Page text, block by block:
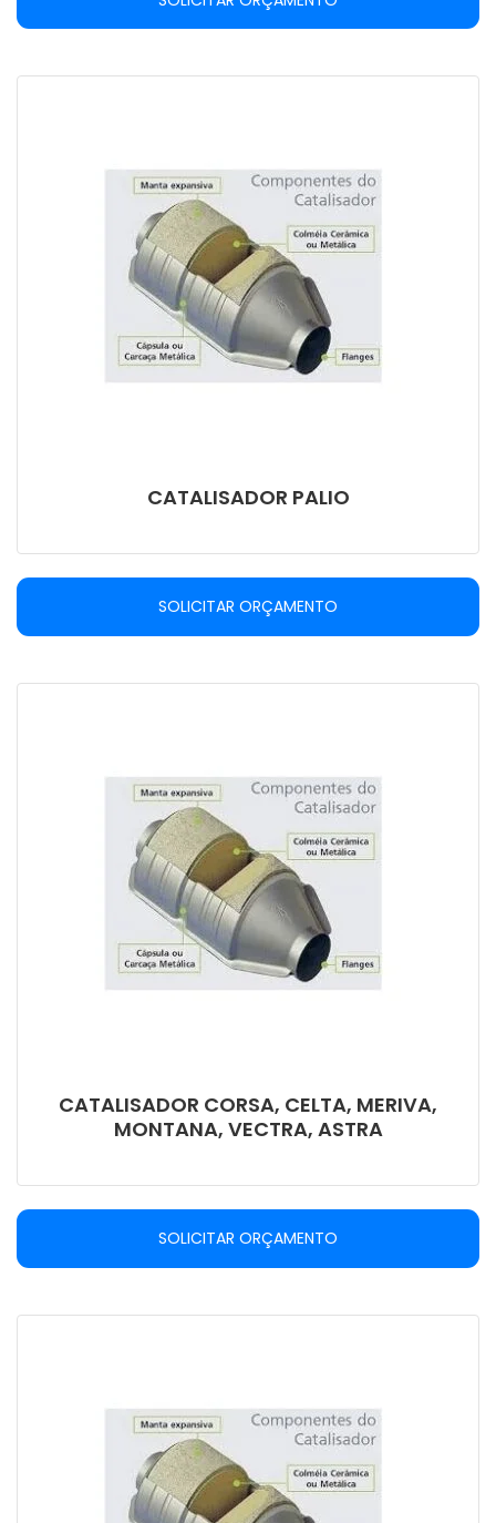
CATALISADOR PALIO
SOLICITAR ORÇAMENTO
CATALISADOR CORSA, CELTA, MERIVA,
MONTANA, VECTRA, ASTRA
SOLICITAR ORÇAMENTO